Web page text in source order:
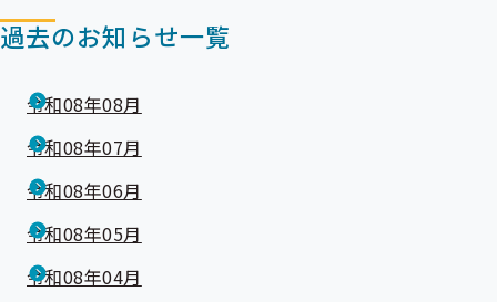
過去のお知らせ一覧
令和08年08月
令和08年07月
令和08年06月
令和08年05月
令和08年04月